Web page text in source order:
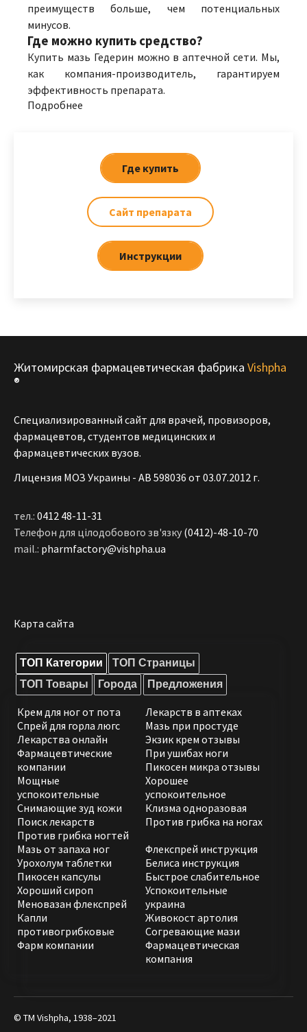
преимуществ больше, чем потенциальных
минусов.
Где можно купить средство?
Купить мазь Гедерин можно в аптечной сети. Мы,
как компания-производитель, гарантируем
эффективность препарата.
Подробнее
Где купить
Сайт препарата
Инструкции
Житомирская фармацевтическая фабрика Vishpha
®
Специализированный сайт для врачей, провизоров,
фармацевтов, студентов медицинских и
фармацевтических вузов.
Лицензия МОЗ Украины - АВ 598036 от 03.07.2012 г.
тел.: 0412 48-11-31
Телефон для цілодобового зв'язку (0412)-48-10-70
mail.: pharmfactory@vishpha.ua
Карта сайта
ТОП Категории
ТОП Страницы
ТОП Товары
Города Предложения
Крем для ног от пота
Спрей для горла люгс
Лекарства онлайн
Фармацевтические
компании
Мощные
успокоительные
Снимающие зуд кожи
Поиск лекарств
Против грибка ногтей
Лекарств в аптеках
Мазь при простуде
Экзик крем отзывы
При ушибах ноги
Пикосен микра отзывы
Хорошее
успокоительное
Клизма одноразовая
Против грибка на ногах
Мазь от запаха ног
Урохолум таблетки
Пикосен капсулы
Хороший сироп
Меновазан флекспрей
Капли
противогрибковые
Фарм компании
Флекспрей инструкция
Белиса инструкция
Быстрое слабительное
Успокоительные
украина
Живокост артолия
Согревающие мази
Фармацевтическая
компания
© ТМ Vishpha, 1938–2021